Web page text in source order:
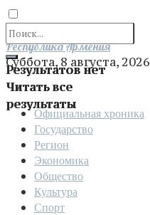
Результатов нет
Читать все
результаты
Отправить
Республика Армения
Суббота, 8 августа, 2026
Официальная хроника
Государство
Регион
Экономика
Общество
Культура
Спорт